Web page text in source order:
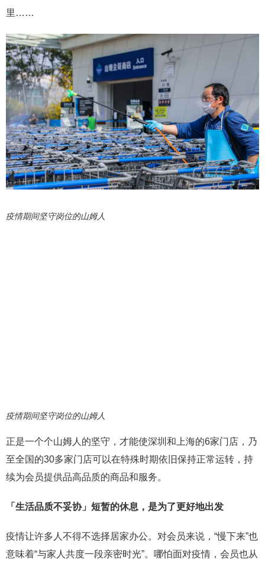
里……
疫情期间坚守岗位的山姆人
疫情期间坚守岗位的山姆人
正是一个个山姆人的坚守，才能使深圳和上海的6家门店，乃
至全国的30多家门店可以在特殊时期依旧保持正常运转，持
续为会员提供品高品质的商品和服务。
「 生活品质不妥协」 短暂的休息，是为了更好地出发
疫情让许多人不得不选择居家办公。对会员来说，“慢下来”也
意味着“与家人共度一段亲密时光”。哪怕面对疫情，会员也从